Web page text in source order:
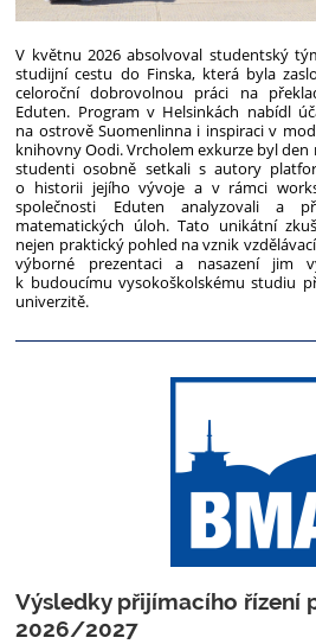
V květnu 2026 absolvoval studentský
studijní cestu do Finska, která byla
celoroční dobrovolnou práci na
Eduten. Program v Helsinkách nabídl
na ostrově Suomenlinna i inspiraci v
knihovny Oodi. Vrcholem exkurze byl den
studenti osobně setkali s autory
o historii jejího vývoje a v rámci
společnosti Eduten analyzovali a
matematických úloh. Tato unikátní
nejen praktický pohled na vznik
výborné prezentaci a nasazení jim
k budoucímu vysokoškolskému studiu
univerzitě.
Výsledky přijímacího řízení
2026/2027